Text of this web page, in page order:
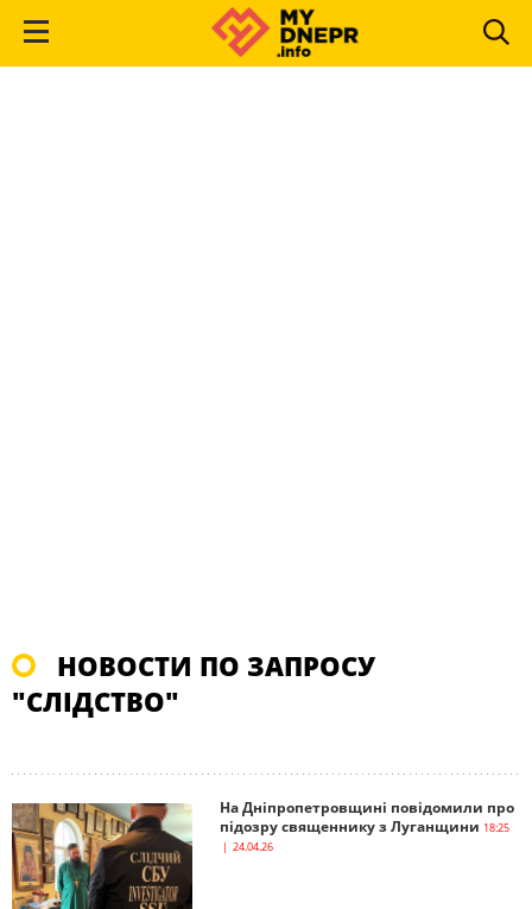
НОВОСТИ ПО ЗАПРОСУ
"СЛІДСТВО"
На Дніпропетровщині повідомили про
підозру священнику з Луганщини 18:25
| 24.04.26